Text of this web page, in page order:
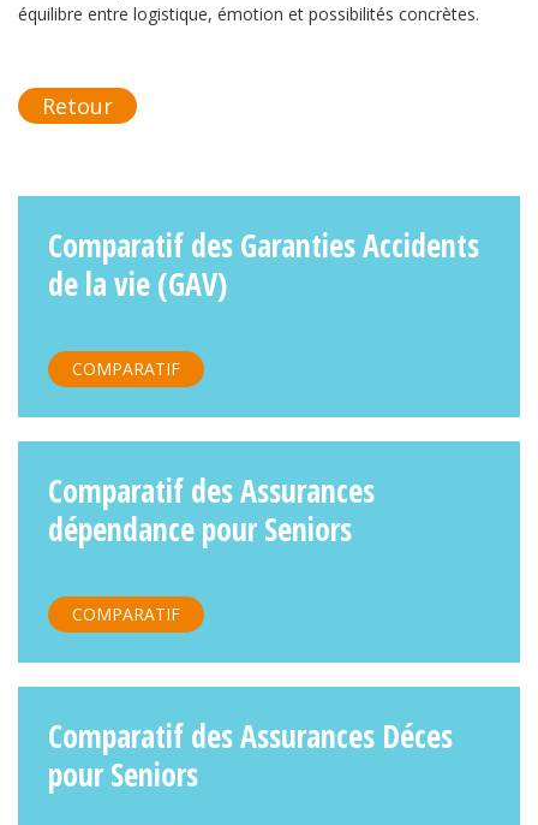
équilibre entre logistique, émotion et possibilités concrètes.
Retour
Comparatif des Garanties Accidents
de la vie (GAV)
COMPARATIF
Comparatif des Assurances
dépendance pour Seniors
COMPARATIF
Comparatif des Assurances Déces
pour Seniors